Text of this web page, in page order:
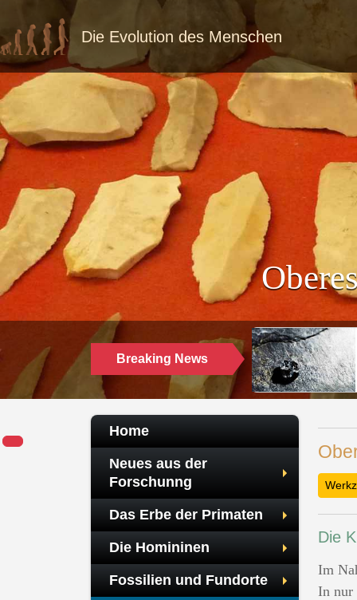
Die Evolution des Menschen
Breaking News
Home
Neues aus der
Forschunng
Das Erbe der Primaten
Die Homininen
Fossilien und Fundorte
Die
Im
In nur